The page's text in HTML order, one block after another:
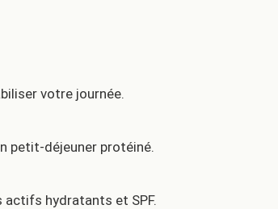
votre journée.
petit-déjeuner protéiné.
actifs hydratants et SPF.